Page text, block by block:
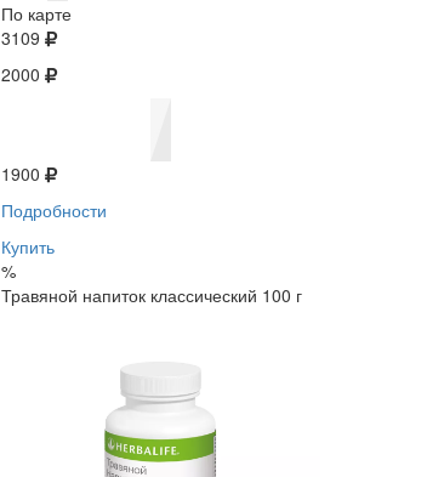
По карте
3109
2000
1900
Подробности
Купить
%
Травяной напиток классический 100 г